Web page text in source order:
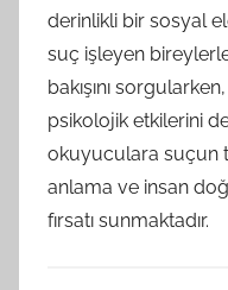
derinlikli bir sosyal
suç işleyen
bakışını
psikolojik etkilerini
okuyuculara suçun
anlama ve insan
fırsatı sunmaktadır.